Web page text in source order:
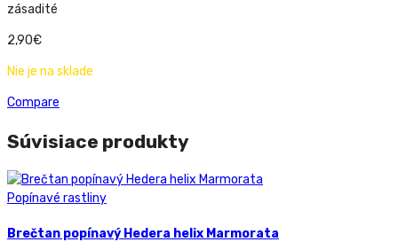
zásadité
2,90€
Nie je na sklade
Compare
Súvisiace produkty
Popínavé rastliny
Brečtan popínavý Hedera helix Marmorata